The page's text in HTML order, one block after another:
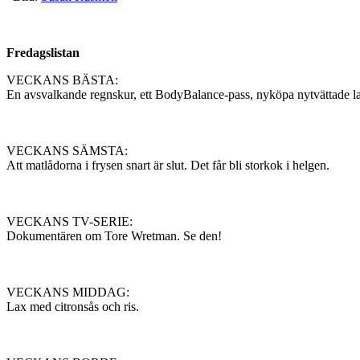
Fredagslistan
VECKANS BÄSTA:
En avsvalkande regnskur, ett BodyBalance-pass, nyköpa nytvättade
VECKANS SÄMSTA:
Att matlådorna i frysen snart är slut. Det får bli storkok i helgen.
VECKANS TV-SERIE:
Dokumentären om Tore Wretman. Se den!
VECKANS MIDDAG:
Lax med citronsås och ris.